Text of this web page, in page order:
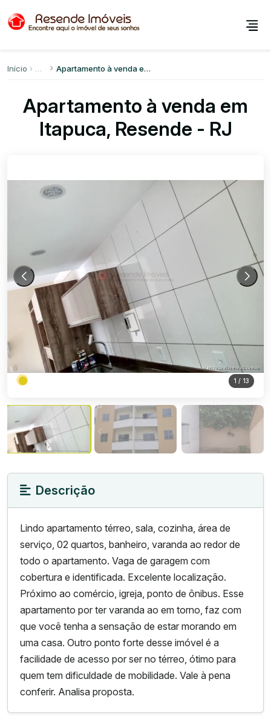
Início Apartamento à venda em Itapuca
Apartamento à venda em
Itapuca, Resende - RJ
1 / 13
Descrição
Lindo apartamento térreo, sala, cozinha, área de
serviço, 02 quartos, banheiro, varanda ao redor de
todo o apartamento. Vaga de garagem com
cobertura e identificada. Excelente localização.
Próximo ao comércio, igreja, ponto de ônibus. Esse
apartamento por ter varanda ao em torno, faz com
que você tenha a sensação de estar morando em
uma casa. Outro ponto forte desse imóvel é a
facilidade de acesso por ser no térreo, ótimo para
quem tem dificuldade de mobilidade. Vale à pena
conferir. Analisa proposta.